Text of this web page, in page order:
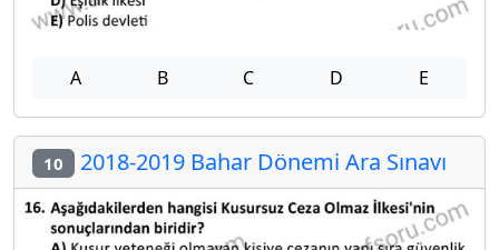
A B C D E
10 2018-2019 Bahar Dönemi Ara Sınavı